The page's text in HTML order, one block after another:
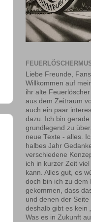
Liebe Freunde,
Willkommen auf
ihr alte
aus dem Zeitraum
auch ein paar
dazu. Ich bin
grundlegend zu
neue Texte - alles.
halbes Jahr
verschiedene
ich in kurzer Zeit
kann. Alles gut, es
doch bin ich zu dem
gekommen, dass
und denen der
deshalb gibt es kein
Was es in Zukunft